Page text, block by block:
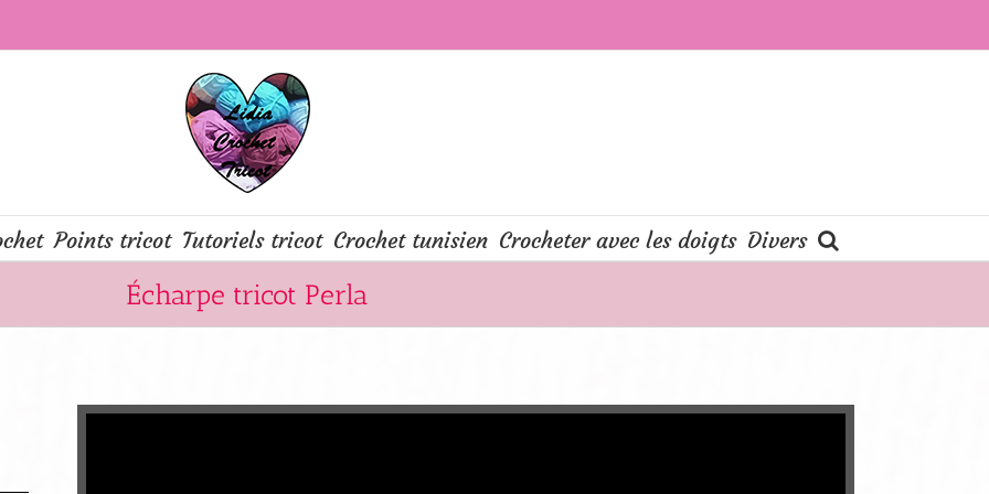
Points tricot Tutoriels tricot Crochet tunisien Crocheter avec les doigts Divers
Écharpe tricot Perla